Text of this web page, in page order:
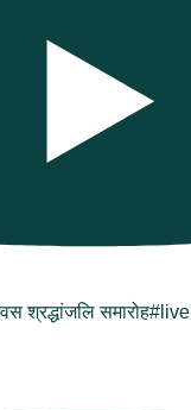
श्रद्धांजलि समारोह#live